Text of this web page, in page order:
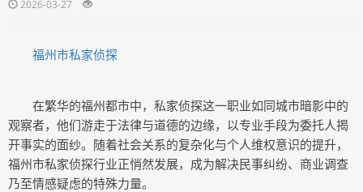
2026-03-27
福州市私家侦探
在繁华的福州都市中，私家侦探这一职业如同城市暗影中的
观察者，他们游走于法律与道德的边缘，以专业手段为委托人揭
开事实的面纱。随着社会关系的复杂化与个人维权意识的提升，
福州市私家侦探行业正悄然发展，成为解决民事纠纷、商业调查
乃至情感疑虑的特殊力量。